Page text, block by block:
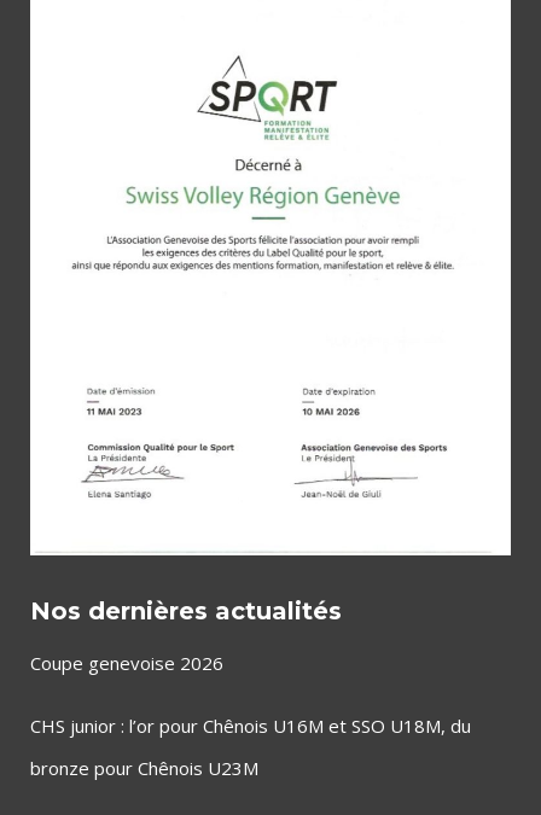
Nos dernières actualités
Coupe genevoise 2026
CHS junior : l’or pour Chênois U16M et SSO U18M, du
bronze pour Chênois U23M